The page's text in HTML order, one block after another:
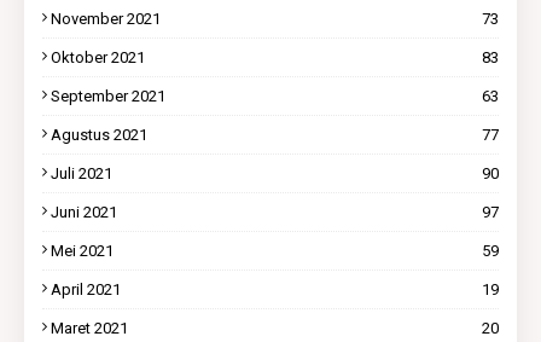
November 2021 73
Oktober 2021 83
September 2021 63
Agustus 2021 77
Juli 2021 90
Juni 2021 97
Mei 2021 59
April 2021 19
Maret 2021 20